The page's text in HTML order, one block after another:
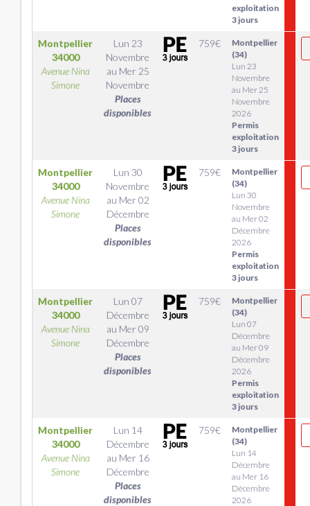
exploitation
3 jours
Montpellier
34000
Avenue Nina
Simone
Lun 23
Novembre
au Mer 25
Novembre
Places
disponibles
759€
Montpellier
(34)
Lun 23
Novembre
au Mer 25
Novembre
2026
Permis
exploitation
3 jours
Montpellier
34000
Avenue Nina
Simone
Lun 30
Novembre
au Mer 02
Décembre
Places
disponibles
759€
Montpellier
(34)
Lun 30
Novembre
au Mer 02
Décembre
2026
Permis
exploitation
3 jours
Montpellier
34000
Avenue Nina
Simone
Lun 07
Décembre
au Mer 09
Décembre
Places
disponibles
759€
Montpellier
(34)
Lun 07
Décembre
au Mer 09
Décembre
2026
Permis
exploitation
3 jours
Montpellier
34000
Avenue Nina
Simone
Lun 14
Décembre
au Mer 16
Décembre
Places
disponibles
759€
Montpellier
(34)
Lun 14
Décembre
au Mer 16
Décembre
2026